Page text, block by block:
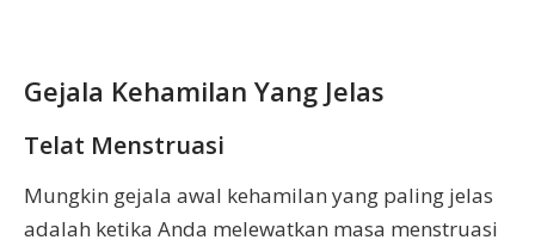
Gejala Kehamilan Yang Jelas
Telat Menstruasi
Mungkin gejala awal kehamilan yang paling jelas
adalah ketika Anda melewatkan masa menstruasi